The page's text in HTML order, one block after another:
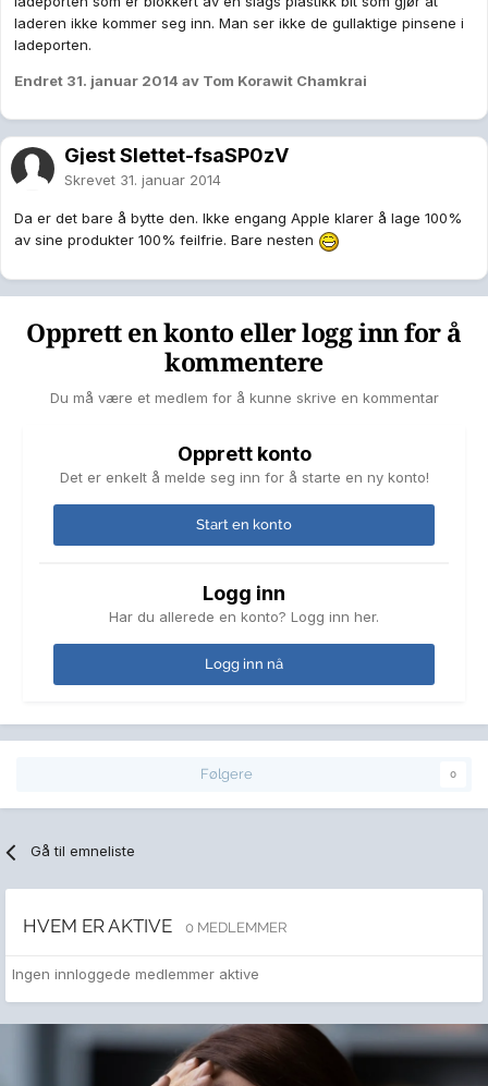
laderen ikke kommer seg inn. Man ser ikke de gullaktige pinsene i
ladeporten.
Endret 31. januar 2014 av Tom Korawit Chamkrai
Gjest Slettet-fsaSP0zV
Skrevet 31. januar 2014
Da er det bare å bytte den. Ikke engang Apple klarer å lage 100%
av sine produkter 100% feilfrie. Bare nesten
Opprett en konto eller logg inn for å
kommentere
Du må være et medlem for å kunne skrive en kommentar
Opprett konto
Det er enkelt å melde seg inn for å starte en ny konto!
Start en konto
Logg inn
Har du allerede en konto? Logg inn her.
Logg inn nå
Følgere 0
Gå til emneliste
HVEM ER AKTIVE 0 MEDLEMMER
Ingen innloggede medlemmer aktive